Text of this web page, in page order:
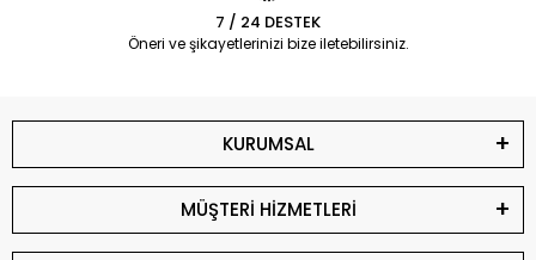
7 / 24 DESTEK
Öneri ve şikayetlerinizi bize iletebilirsiniz.
KURUMSAL
MÜŞTERİ HİZMETLERİ